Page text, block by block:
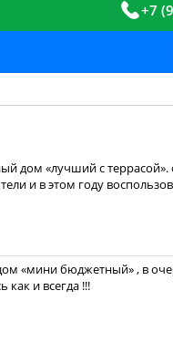
+7
дом «лучший с террасой».
и в этом году
«мини бюджетный» , в
как и всегда !!!